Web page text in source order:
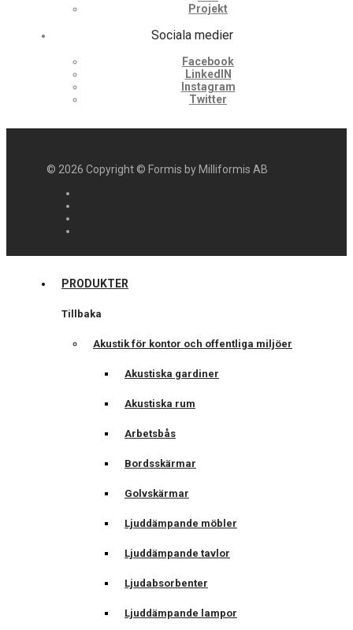
Projekt
Sociala medier
Facebook
LinkedIN
Instagram
Twitter
© 2026 Copyright © Formis by Milliformis AB
PRODUKTER
Tillbaka
Akustik för kontor och offentliga miljöer
Akustiska gardiner
Akustiska rum
Arbetsbås
Bordsskärmar
Golvskärmar
Ljuddämpande möbler
Ljuddämpande tavlor
Ljudabsorbenter
Ljuddämpande lampor